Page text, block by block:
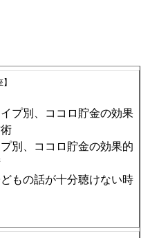
プ別、ココロ貯金の効果
別、ココロ貯金の効果的
もの話が十分聴けない時